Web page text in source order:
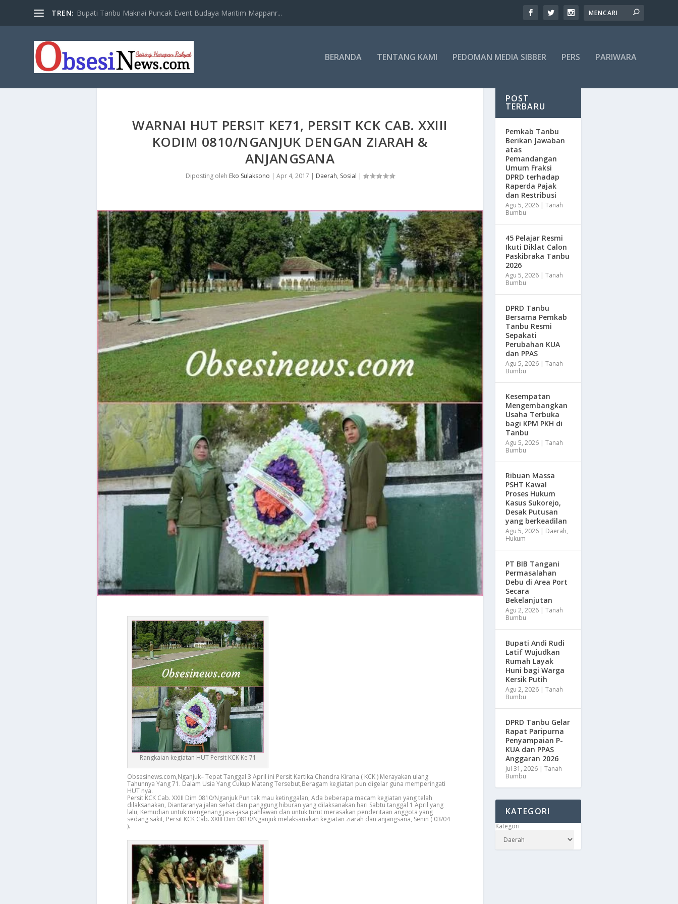
TREN: Bupati Tanbu Maknai Puncak Event Budaya Maritim Mappanr...
BERANDA TENTANG KAMI PEDOMAN MEDIA SIBBER PERS PARIWARA
​WARNAI HUT PERSIT KE71, PERSIT KCK CAB. XXIII
KODIM 0810/NGANJUK DENGAN ZIARAH &
ANJANGSANA
Diposting oleh Eko Sulaksono | Apr 4, 2017 | Daerah, Sosial |
Rangkaian kegiatan HUT Persit KCK Ke 71
Obsesinews.com,Nganjuk– Tepat Tanggal 3 April ini Persit Kartika Chandra Kirana ( KCK ) Merayakan ulang
Tahunnya Yang 71. Dalam Usia Yang Cukup Matang Tersebut,Beragam kegiatan pun digelar guna memperingati
HUT nya.
Persit KCK Cab. XXIII Dim 0810/Nganjuk Pun tak mau ketinggalan, Ada beberapa macam kegiatan yang telah
dilaksanakan, Diantaranya jalan sehat dan panggung hiburan yang dilaksanakan hari Sabtu tanggal 1 April yang
lalu, Kemudian untuk mengenang jasa-jasa pahlawan dan untuk turut merasakan penderitaan anggota yang
sedang sakit, Persit KCK Cab. XXIII Dim 0810/Nganjuk melaksanakan kegiatan ziarah dan anjangsana, Senin ( 03/04
).
POST
TERBARU
Pemkab Tanbu
Berikan Jawaban
atas
Pemandangan
Umum Fraksi
DPRD terhadap
Raperda Pajak
dan Restribusi
Agu 5, 2026| Tanah
Bumbu
45 Pelajar Resmi
Ikuti Diklat Calon
Paskibraka Tanbu
2026
Agu 5, 2026| Tanah
Bumbu
DPRD Tanbu
Bersama Pemkab
Tanbu Resmi
Sepakati
Perubahan KUA
dan PPAS
Agu 5, 2026| Tanah
Bumbu
Kesempatan
Mengembangkan
Usaha Terbuka
bagi KPM PKH di
Tanbu
Agu 5, 2026| Tanah
Bumbu
Ribuan Massa
PSHT Kawal
Proses Hukum
Kasus Sukorejo,
Desak Putusan
yang berkeadilan
Agu 5, 2026| Daerah,
Hukum
PT BIB Tangani
Permasalahan
Debu di Area Port
Secara
Bekelanjutan
Agu 2, 2026| Tanah
Bumbu
Bupati Andi Rudi
Latif Wujudkan
Rumah Layak
Huni bagi Warga
Kersik Putih
Agu 2, 2026| Tanah
Bumbu
DPRD Tanbu Gelar
Rapat Paripurna
Penyampaian P-
KUA dan PPAS
Anggaran 2026
Jul 31, 2026| Tanah
Bumbu
KATEGORI
Kategori